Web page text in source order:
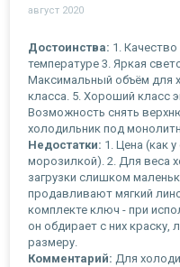
август 2020
Достоинства: 1.
температуре 3. Яркая
Максимальный объём для
класса. 5. Хороший класс
Возможность снять
холодильник под
Недостатки: 1. Цена (как
морозилкой). 2. Для веса
загрузки слишком
продавливают мягкий
комплекте ключ - при
он обдирает с них краску,
размеру.
Комментарий: Для